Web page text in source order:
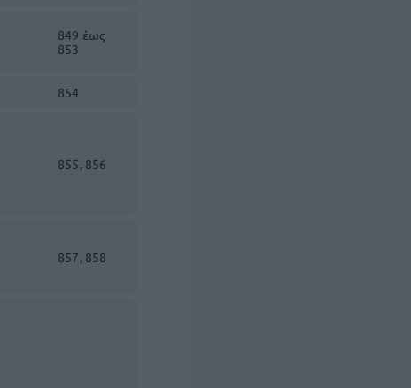
849 έως
853
854
855, 856
857, 858